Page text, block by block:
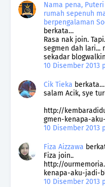
Nama pena,
rumah sepenuh
berpengalaman
berkata…
Rasa nak join.
segmen dah lari...
sekadar
10 Disember 2013
Cik Tieka berkata…
salam Acik, sye
http://
gmen-kenapa-
10 Disember 2013
Fiza Aizzawa
Fiza join..
http://
kenapa-aku-jadi-
10 Disember 2013